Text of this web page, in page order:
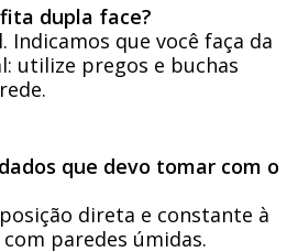
dupla face?
Indicamos que você faça da
utilize pregos e buchas
que devo tomar com o
direta e constante à
paredes úmidas.